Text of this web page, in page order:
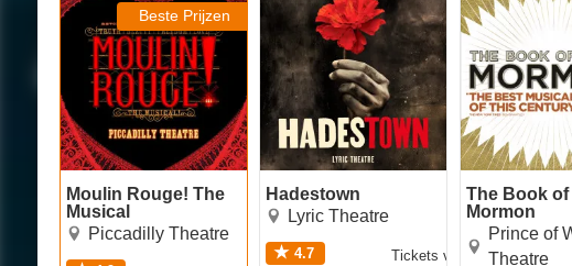
Beste Prijzen
Moulin Rouge! The
Musical
Piccadilly Theatre
Musical
Hadestown
Lyric Theatre
4.7
Ticketsvanaf
The Book of
Mormon
Prince of
Theatre